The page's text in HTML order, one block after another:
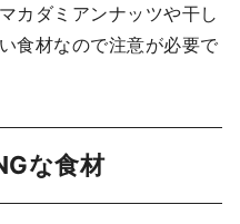
カダミアンナッツや干し
食材なので注意が必要で
な食材